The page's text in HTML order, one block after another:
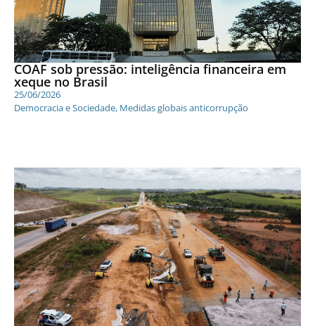
COAF sob pressão: inteligência financeira em
xeque no Brasil
25/06/2026
Democracia e Sociedade, Medidas globais anticorrupção